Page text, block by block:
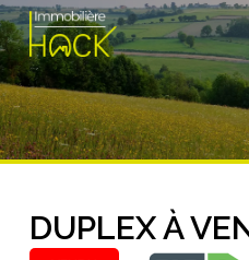
DUPLEX À